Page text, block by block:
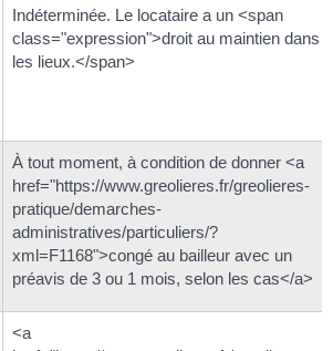
Indéterminée. Le locataire a un <span
class="expression">droit au maintien dans
les lieux.</span>
À tout moment, à condition de donner <a
href="https://www.greolieres.fr/greolieres-
pratique/demarches-
administratives/particuliers/?
xml=F1168">congé au bailleur avec un
préavis de 3 ou 1 mois, selon les cas</a>
<a